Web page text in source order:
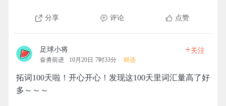
分享 评论 点赞
足球小将
奋勇前进 10月20日 7时33分 精选
+关注
拓词100天啦！开心开心！发现这100天里词汇量高了好
多～～～